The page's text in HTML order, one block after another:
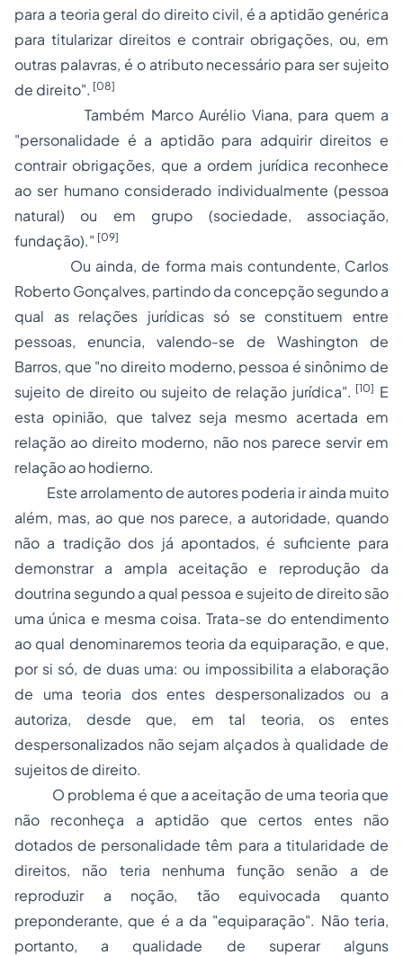
para a teoria geral do direito civil, é a aptidão genérica
para titularizar direitos e contrair obrigações, ou, em
outras palavras, é o atributo necessário para ser sujeito
de direito". [08]
Também Marco Aurélio Viana, para quem a
"personalidade é a aptidão para adquirir direitos e
contrair obrigações, que a ordem jurídica reconhece
ao ser humano considerado individualmente (pessoa
natural) ou em grupo (sociedade, associação,
fundação)." [09]
Ou ainda, de forma mais contundente, Carlos
Roberto Gonçalves, partindo da concepção segundo a
qual as relações jurídicas só se constituem entre
pessoas, enuncia, valendo-se de Washington de
Barros, que "no direito moderno, pessoa é sinônimo de
sujeito de direito ou sujeito de relação jurídica". [10] E
esta opinião, que talvez seja mesmo acertada em
relação ao direito moderno, não nos parece servir em
relação ao hodierno.
Este arrolamento de autores poderia ir ainda muito
além, mas, ao que nos parece, a autoridade, quando
não a tradição dos já apontados, é suficiente para
demonstrar a ampla aceitação e reprodução da
doutrina segundo a qual pessoa e sujeito de direito são
uma única e mesma coisa. Trata-se do entendimento
ao qual denominaremosteoria da equiparação, e que,
por si só, de duas uma: ou impossibilita a elaboração
de umateoria dos entes despersonalizadosou a
autoriza, desde que, em tal teoria, os entes
despersonalizados não sejam alçados à qualidade de
sujeitos de direito.
O problema é que a aceitação de uma teoria que
não reconheça a aptidão que certos entes não
dotados de personalidade têm para a titularidade de
direitos, não teria nenhuma função senão a de
reproduzir a noção, tão equivocada quanto
preponderante, que é a da "equiparação". Não teria,
portanto, a qualidade de superar alguns